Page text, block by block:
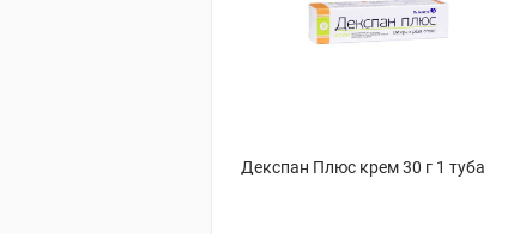
Декспан Плюс крем 30 г 1 туба